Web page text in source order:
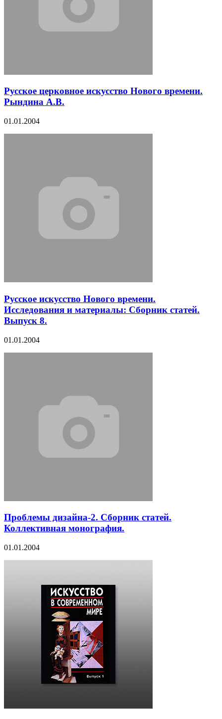
Русское церковное искусство Нового времени.
Рындина А.В.
01.01.2004
Русское искусство Нового времени.
Исследования и материалы: Сборник статей.
Выпуск 8.
01.01.2004
Проблемы дизайна-2. Сборник статей.
Коллективная монография.
01.01.2004